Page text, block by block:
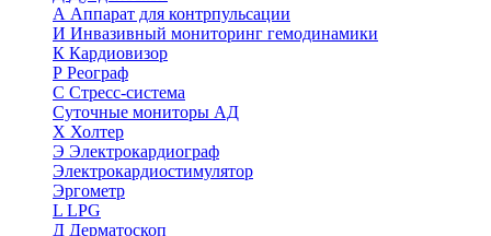
А Аппарат для контрпульсации
И Инвазивный мониторинг гемодинамики
К Кардиовизор
Р Реограф
С Стресс-система
Суточные мониторы АД
Х Холтер
Э Электрокардиограф
Электрокардиостимулятор
Эргометр
L LPG
Д Дерматоскоп